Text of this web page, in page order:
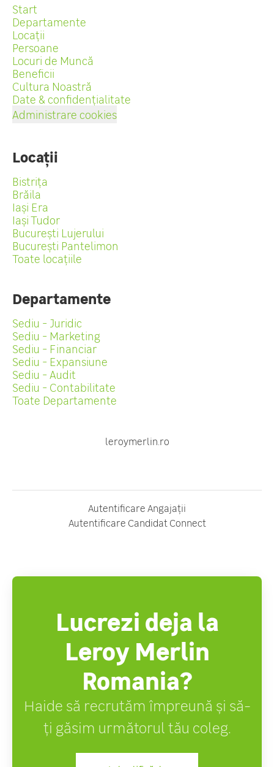
Start
Departamente
Locații
Persoane
Locuri de Muncă
Beneficii
Cultura Noastră
Date & confidențialitate
Administrare cookies
Locații
Bistrița
Brăila
Iași Era
Iași Tudor
București Lujerului
București Pantelimon
Toate locațiile
Departamente
Sediu - Juridic
Sediu - Marketing
Sediu - Financiar
Sediu - Expansiune
Sediu - Audit
Sediu - Contabilitate
Toate Departamente
leroymerlin.ro
Autentificare Angajații
Autentificare Candidat Connect
Lucrezi deja la
Leroy Merlin
Romania?
Haide să recrutăm împreună și să-
ți găsim următorul tău coleg.